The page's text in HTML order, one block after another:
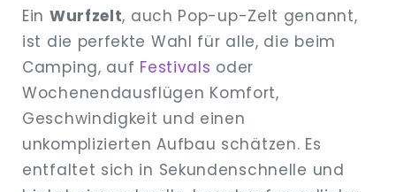
EXPAND
Ein Wurfzelt, auch Pop-up-Zelt genannt,
ist die perfekte Wahl für alle, die beim
Camping, auf Festivals oder
Wochenendausflügen Komfort,
Geschwindigkeit und einen
unkomplizierten Aufbau schätzen. Es
entfaltet sich in Sekundenschnelle und